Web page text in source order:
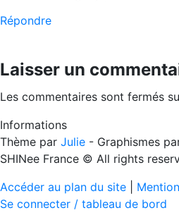
Répondre
Laisser un
Les commentaires sont fermés
Informations
Thème par Julie - Graphismes
SHINee France © All rights
Accéder au plan du site
Se connecter / tableau de bord